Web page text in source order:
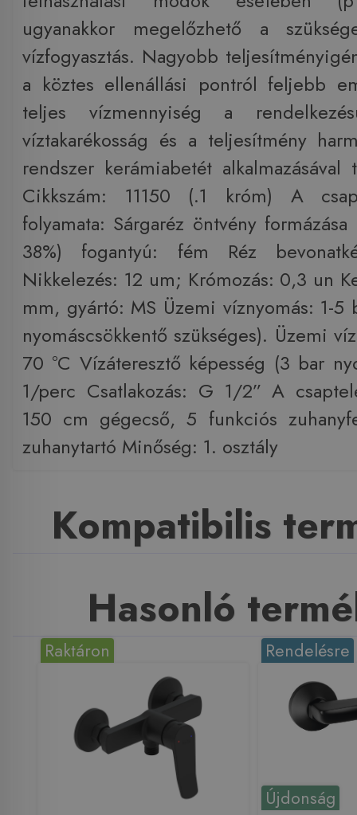
ugyanakkor megelőzhető a
vízfogyasztás. Nagyobb
a köztes ellenállási pontról feljebb
teljes vízmennyiség a
víztakarékosság és a teljesítmény
rendszer kerámiabetét
Cikkszám: 11150 (.1 króm) A
folyamata: Sárgaréz öntvény
38%) fogantyú: fém Réz
Nikkelezés: 12 um; Krómozás: 0,3 un
mm, gyártó: MS Üzemi víznyomás: 1-
nyomáscsökkentő szükséges). Üzemi
70 °C Vízáteresztő képesség (3 bar
1/perc Csatlakozás: G 1/2” A
150 cm gégecső, 5 funkciós
zuhanytartó Minőség: 1. osztály
Kompatibilis
Hasonló
Raktáron
Újdonság
Rendelésre